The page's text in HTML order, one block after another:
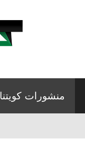
منشورات كويتنا